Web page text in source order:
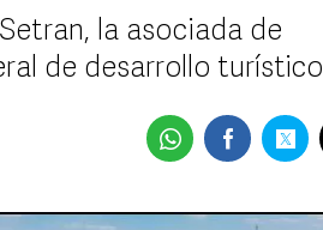
la asociada de
de desarrollo turístico